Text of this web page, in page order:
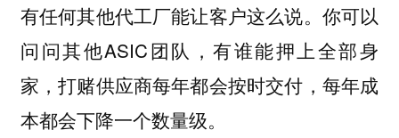
有任何其他代工厂能让客户这么说。你可以
问问其他ASIC团队，有谁能押上全部身
家，打赌供应商每年都会按时交付，每年成
本都会下降一个数量级。